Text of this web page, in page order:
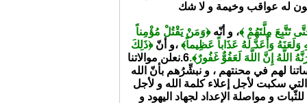
تَتَّبِعَ مِلَّتَهُمْ ﴾، و أنّه﴿وَمَنْ يَقْتُلْ مُؤْمِناً
وَأَعَدَّ لَهُ عَذَاباً عَظِيماً﴾ ،و أنّ﴿ذَلِكَ
إِنَّ اللَّهَ لَعَفُوٌّ غَفُورٌ﴾.6. نعلن موالاتنا
لهم في محنتهم ، و نبشِّرُهم بأنّ الله
سكبت لأجل إعلاء كلمة الله و لأجل
و مواصلة الإعداد لجهاد اليهود و